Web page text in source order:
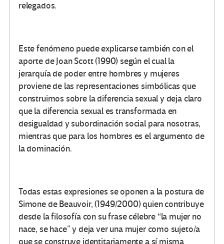
relegados.
Este fenómeno puede explicarse también con el
aporte de Joan Scott (1990) según el cual la
jerarquía de poder entre hombres y mujeres
proviene de las representaciones simbólicas que
construimos sobre la diferencia sexual y deja claro
que la diferencia sexual es transformada en
desigualdad y subordinación social para nosotras,
mientras que para los hombres es el argumento de
la dominación.
Todas estas expresiones se oponen a la postura de
Simone de Beauvoir, (1949/2000) quien contribuye
desde la filosofía con su frase célebre “la mujer no
nace, se hace” y deja ver una mujer como sujeto/a